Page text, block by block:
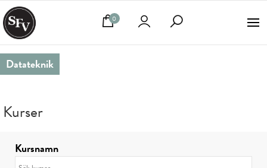
0
Datateknik
Kurser
Kursnamn